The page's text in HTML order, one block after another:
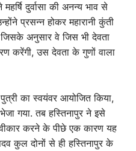
दुर्वासा की अनन्य भाव से
प्रसन्न होकर महारानी कुंती
अनुसार वे जिस भी देवता
करेंगी, उस देवता के गुणों वाला
का स्वयंवर आयोजित किया,
गया. तब हस्तिनापुर ने इसे
करने के पीछे एक कारण यह
कुल दोनों से ही हस्तिनापुर के